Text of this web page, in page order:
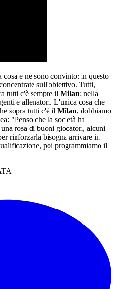
e ne sono convinto: in questo
sull'obiettivo. Tutti,
tutti c'è sempre il Milan: nella
e allenatori. L'unica cosa che
sopra tutti c'è il Milan, dobbiamo
"Penso che la società ha
rosa di buoni giocatori, alcuni
rinforzarla bisogna arrivare in
poi programmiamo il